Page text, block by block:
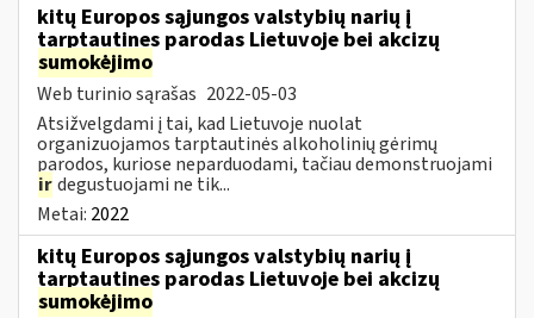
kitų Europos sąjungos valstybių narių į
tarptautines parodas Lietuvoje bei akcizų
sumokėjimo
Web turinio sąrašas 2022-05-03
Atsižvelgdami į tai, kad Lietuvoje nuolat
organizuojamos tarptautinės alkoholinių gėrimų
parodos, kuriose neparduodami, tačiau demonstruojami
irdegustuojami ne tik...
Metai: 2022
kitų Europos sąjungos valstybių narių į
tarptautines parodas Lietuvoje bei akcizų
sumokėjimo